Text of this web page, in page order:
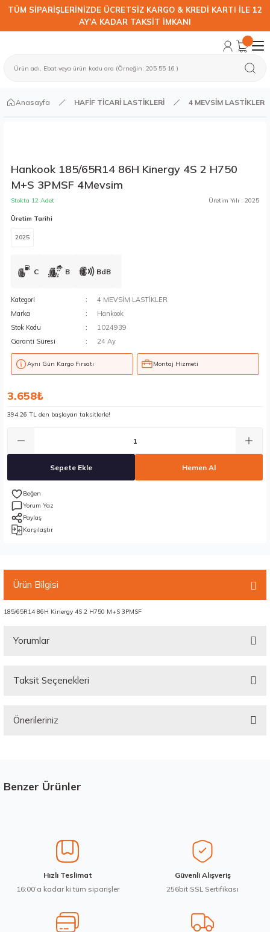
TÜM SİPARİŞLERİNİZDE ÜCRETSİZ KARGO & KREDİ KARTI İLE 12
AY'A KADAR TAKSİT İMKANI
Anasayfa HAFİF TİCARİ LASTİKLERİ 4 MEVSİM LASTİKLER
Hankook 185/65R14 86H Kinergy 4S 2 H750
M+S 3PMSF 4Mevsim
Stokta 12 Adet Üretim Yılı : 2025
Üretim Tarihi
2025
C B BdB
Kategori
4 MEVSİM LASTİKLER
Marka
Hankook
Stok Kodu
1024939
Garanti Süresi
24 Ay
Aynı Gün Kargo Fırsatı Montaj Hizmeti
3.658₺
394,26 TL den başlayan taksitlerle!
Sepete Ekle Hemen Al
Yorum Yaz
Paylaş
Karşılaştır
Ürün Bilgisi
185/65R14 86H Kinergy 4S 2 H750 M+S 3PMSF
Yorumlar
Taksit Seçenekleri
Önerileriniz
Görüş ve önerileriniz için teşekkür ederiz.
Ürün bilgilerinde hatalar bulunuyor.
Ürün fiyatı diğer sitelerden daha pahalı.
Bu ürüne benzer farklı alternatifler olmalı.
Benzer Ürünler
Waterfall 215/50R17 95W XL Unique UHP Yaz 2026
Hızlı Teslimat
16:00’a kadar ki tüm siparişler
Güvenli Alışveriş
256bit SSL Sertifikası